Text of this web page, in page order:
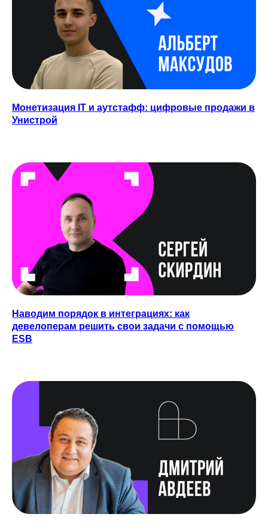
Монетизация IT и аутстафф: цифровые продажи в
Унистрой
Наводим порядок в интеграциях: как
девелоперам решить свои задачи с помощью
ESB
ПОДПИСАТЬСЯ
Согласие на обработку персональных данных
ПОДПИСАТЬСЯ
Подпишитесь на рассылку
о цифровизации
ВКОНТАКТЕ
MAX
YOUTUBE
TELEGRAM
HELLO@DIGITALDEVELOPER.RU